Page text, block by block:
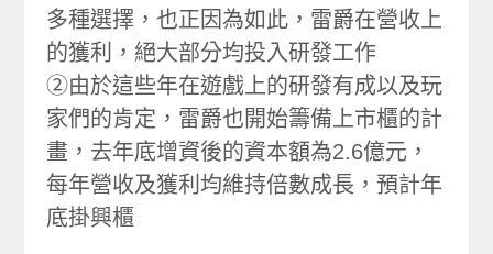
多種選擇，也正因為如此，雷爵在營收上
的獲利，絕大部分均投入研發工作
②由於這些年在遊戲上的研發有成以及玩
家們的肯定，雷爵也開始籌備上市櫃的計
畫，去年底增資後的資本額為2.6億元，
每年營收及獲利均維持倍數成長，預計年
底掛興櫃